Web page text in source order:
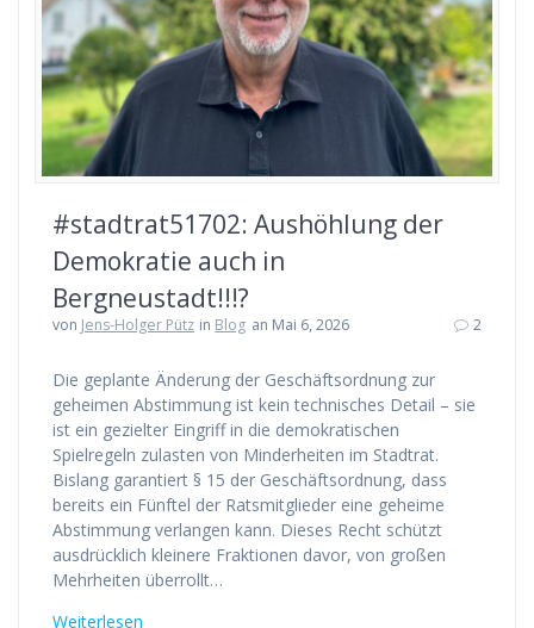
#stadtrat51702: Aushöhlung der
Demokratie auch in
Bergneustadt!!!?
von Jens-Holger Pütz in Blog an Mai 6, 2026 2
Die geplante Änderung der Geschäftsordnung zur
geheimen Abstimmung ist kein technisches Detail – sie
ist ein gezielter Eingriff in die demokratischen
Spielregeln zulasten von Minderheiten im Stadtrat.
Bislang garantiert § 15 der Geschäftsordnung, dass
bereits ein Fünftel der Ratsmitglieder eine geheime
Abstimmung verlangen kann. Dieses Recht schützt
ausdrücklich kleinere Fraktionen davor, von großen
Mehrheiten überrollt…
Weiterlesen